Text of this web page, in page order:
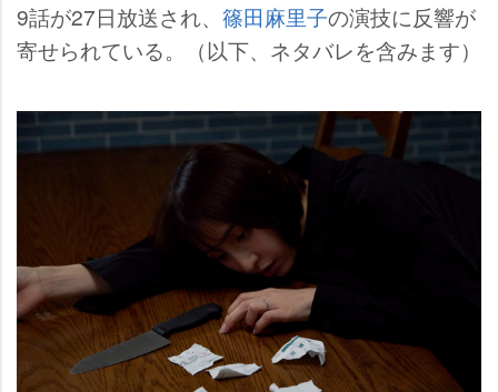
9話が27日放送され、 篠田麻里子の演技に反響が
寄せられている。（以下、ネタバレを含みます）